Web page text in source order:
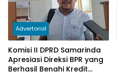
Advertorial
Komisi II DPRD Samarinda
Apresiasi Direksi BPR yang
Berhasil Benahi Kredit